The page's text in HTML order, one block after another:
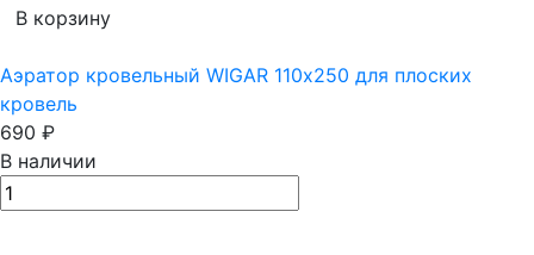
В корзину
Аэратор кровельный WIGAR 110х250 для плоских
кровель
690 ₽
В наличии